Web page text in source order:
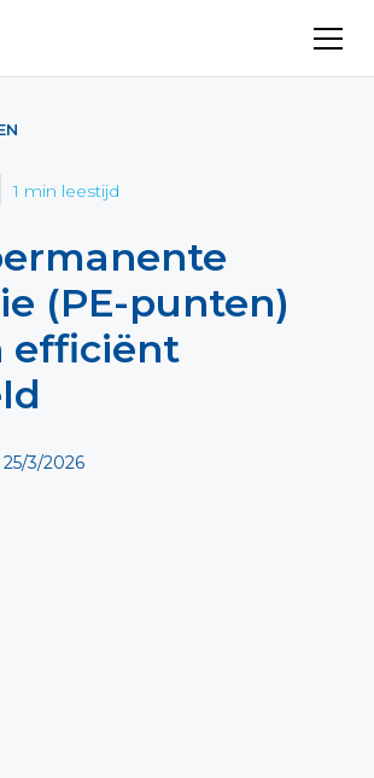
1 min leestijd
(PE-punten)
efficiënt
25/3/2026